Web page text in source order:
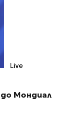
Live
Мондиал